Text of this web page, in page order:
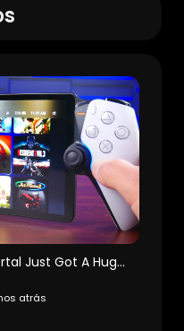
The PlayStation Portal Just Got A Huge Upgrade One Year Later
atrás